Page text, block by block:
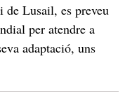
de Lusail, es preveu
per atendre a
adaptació, uns